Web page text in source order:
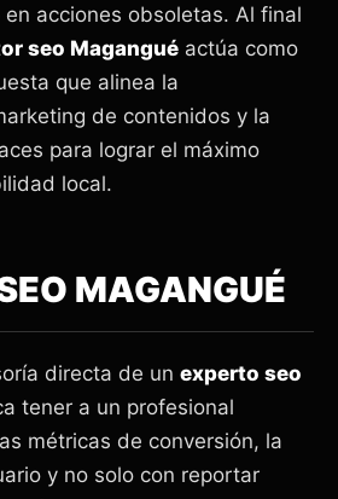
acciones obsoletas. Al final
seo Magangué actúa como
que alinea la
de contenidos y la
para lograr el máximo
local.
MAGANGUÉ
directa de un experto seo
tener a un profesional
métricas de conversión, la
y no solo con reportar